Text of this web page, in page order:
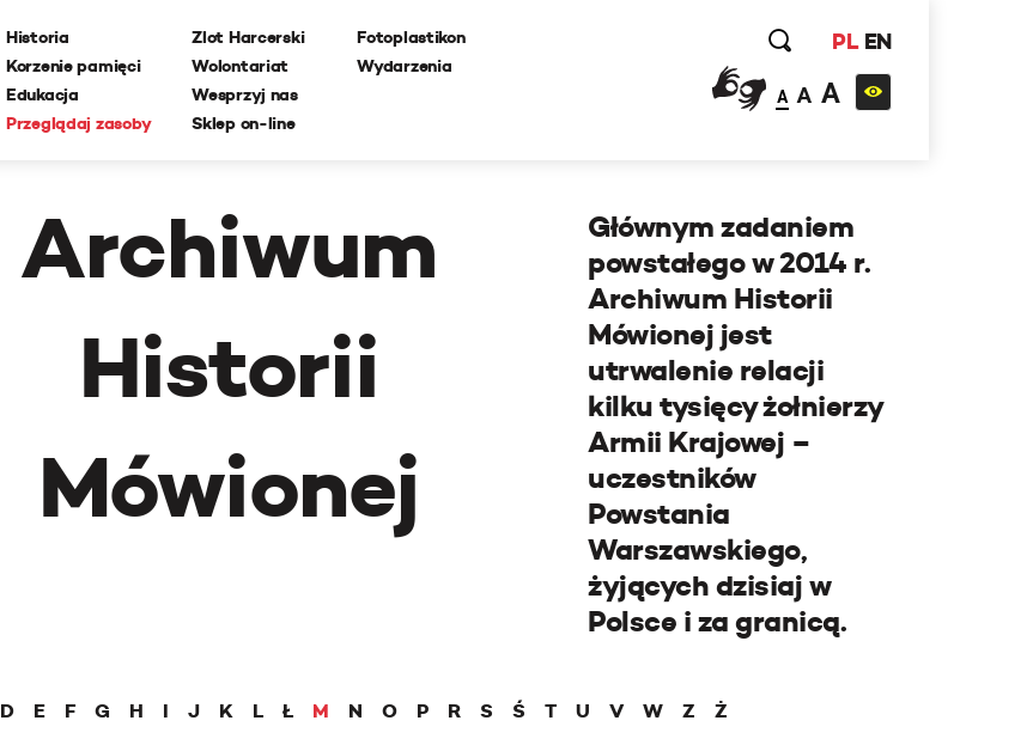
Historia
Korzenie pamięci
Edukacja
Przeglądaj zasoby
Zlot Harcerski
Wolontariat
Wesprzyj nas
Sklep on-line
Fotoplastikon
Wydarzenia
PL EN
A A A
Archiwum
Historii
Mówionej
Głównym zadaniem
powstałego w 2014 r.
Archiwum Historii
Mówionej jest
utrwalenie relacji
kilku tysięcy żołnierzy
Armii Krajowej –
uczestników
Powstania
Warszawskiego,
żyjących dzisiaj w
Polsce i za granicą.
D E F G H I J K L Ł M N O P R S Ś T U V W Z
Ż